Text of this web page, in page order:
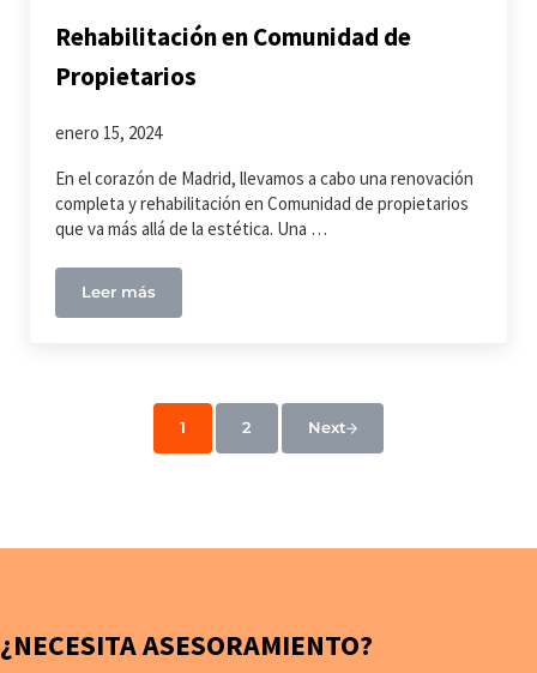
Rehabilitación en Comunidad de
Propietarios
enero 15, 2024
En el corazón de Madrid, llevamos a cabo una renovación
completa y rehabilitación en Comunidad de propietarios
que va más allá de la estética. Una …
Leer másRehabilitación en Comunidad de Propietarios
Página
1 Página
2 Next
¿NECESITA ASESORAMIENTO?